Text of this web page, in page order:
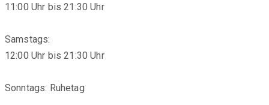
11:00 Uhr bis 21:30 Uhr
Samstags:
12:00 Uhr bis 21:30 Uhr
Sonntags: Ruhetag